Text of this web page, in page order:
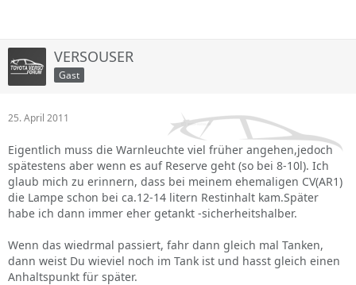
VERSOUSER
Gast
25. April 2011
Eigentlich muss die Warnleuchte viel früher angehen,jedoch
spätestens aber wenn es auf Reserve geht (so bei 8-10l). Ich
glaub mich zu erinnern, dass bei meinem ehemaligen CV(AR1)
die Lampe schon bei ca.12-14 litern Restinhalt kam.Später
habe ich dann immer eher getankt -sicherheitshalber.
Wenn das wiedrmal passiert, fahr dann gleich mal Tanken,
dann weist Du wieviel noch im Tank ist und hasst gleich einen
Anhaltspunkt für später.